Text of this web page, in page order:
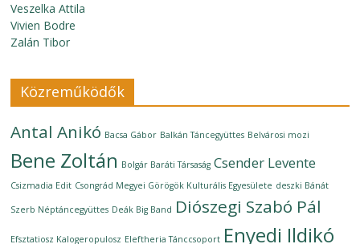
Veszelka Attila
Vivien Bodre
Zalán Tibor
Közreműködők
Antal Anikó Bacsa Gábor Balkán Táncegyüttes Belvárosi mozi
Bene Zoltán Bolgár Baráti Társaság Csender Levente
Csizmadia Edit Csongrád Megyei Görögök Kulturális Egyesülete deszki Bánát
Szerb Néptáncegyüttes Deák Big Band Diószegi Szabó Pál
Efsztatiosz Kalogeropulosz Eleftheria Tánccsoport Enyedi Ildikó